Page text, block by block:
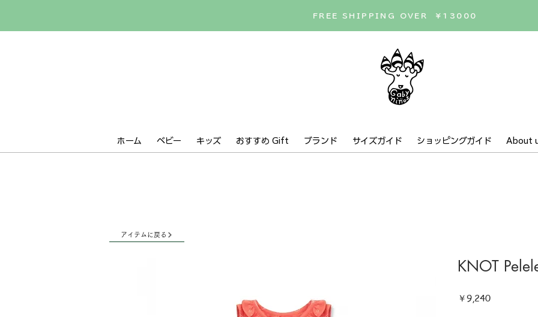
FREE SHIPPING OVER ¥13000
ホーム ベビー キッズ おすすめ Gift ブランド サイズガイド ショッピングガイド About
KNOT
￥9,240価
アイテムに戻る